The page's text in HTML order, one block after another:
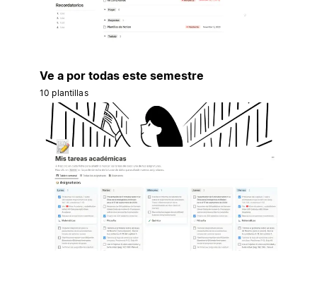
Ve a por todas este semestre
10 plantillas